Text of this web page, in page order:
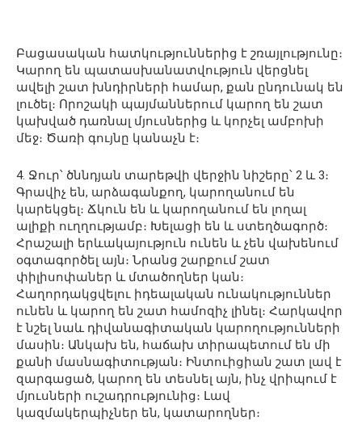
Բացասական հատկություններից է շռայլությունը։
Կարող են պատասխանատվություն վերցնել
ավելի շատ խնդիրների համար, քան ընդունակ են
լուծել։ Որոշակի պայմաններում կարող են շատ
կախված դառնալ մյուսներից և կորչել ամբոխի
մեջ։ Ծառի գույնը կանաչն է։
4. Ջուր՝ ծննդյան տարեթվի վերջին նիշերը՝ 2 և 3։
Գրավիչ են, արձագանքող, կարողանում են
կարեկցել։ Ճկուն են և կարողանում են լողալ
ալիքի ուղղությամբ։ Խելացի են և ստեղծագործ։
Հրաշալի երևակայություն ունեն և չեն վախենում
օգտագործել այն։ Նրանց շարքում շատ
փիլիսոփաներ և մտածողներ կան։
Հաղորդակցվելու իդեալական ունակություններ
ունեն և կարող են շատ համոզիչ լինել։ Հարկավոր
է նշել նաև դիվանագիտական կարողությունների
մասին։ Անկախ են, հաճախ տիրապետում են մի
քանի մասնագիտության։ Ինտուիցիան շատ լավ է
զարգացած, կարող են տեսնել այն, ինչ վրիպում է
մյուսների ուշադրությունից։ Լավ
կազմակերպիչներ են, կատարողներ։